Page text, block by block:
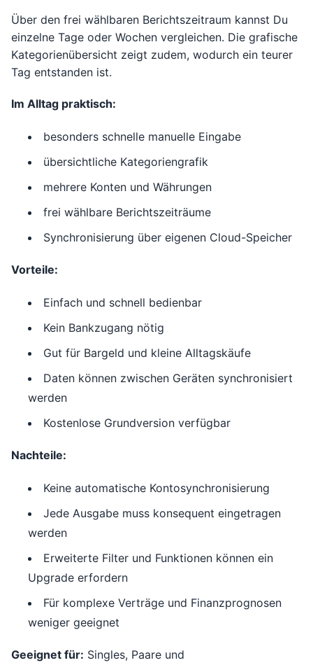
Über den frei wählbaren Berichtszeitraum kannst Du
einzelne Tage oder Wochen vergleichen. Die grafische
Kategorienübersicht zeigt zudem, wodurch ein teurer
Tag entstanden ist.
Im Alltag praktisch:
besonders schnelle manuelle Eingabe
übersichtliche Kategoriengrafik
mehrere Konten und Währungen
frei wählbare Berichtszeiträume
Synchronisierung über eigenen Cloud-Speicher
Vorteile:
Einfach und schnell bedienbar
Kein Bankzugang nötig
Gut für Bargeld und kleine Alltagskäufe
Daten können zwischen Geräten synchronisiert
werden
Kostenlose Grundversion verfügbar
Nachteile:
Keine automatische Kontosynchronisierung
Jede Ausgabe muss konsequent eingetragen
werden
Erweiterte Filter und Funktionen können ein
Upgrade erfordern
Für komplexe Verträge und Finanzprognosen
weniger geeignet
Geeignet für: Singles, Paare und